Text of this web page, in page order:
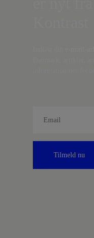
Tilmeld nu